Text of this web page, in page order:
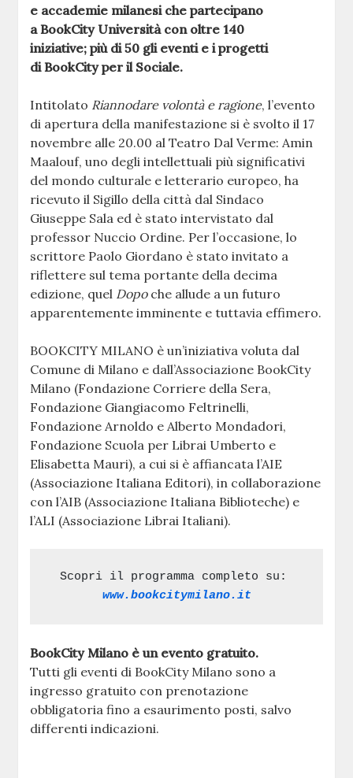
e accademie milanesi che partecipano
a BookCity Università con oltre 140
iniziative; più di 50 gli eventi e i progetti
di BookCity per il Sociale.
Intitolato Riannodare volontà e ragione, l’evento
di apertura della manifestazione si è svolto il 17
novembre alle 20.00 al Teatro Dal Verme: Amin
Maalouf, uno degli intellettuali più significativi
del mondo culturale e letterario europeo, ha
ricevuto il Sigillo della città dal Sindaco
Giuseppe Sala ed è stato intervistato dal
professor Nuccio Ordine. Per l’occasione, lo
scrittore Paolo Giordano è stato invitato a
riflettere sul tema portante della decima
edizione, quel Dopo che allude a un futuro
apparentemente imminente e tuttavia effimero.
BOOKCITY MILANO è un’iniziativa voluta dal
Comune di Milano e dall’Associazione BookCity
Milano (Fondazione Corriere della Sera,
Fondazione Giangiacomo Feltrinelli,
Fondazione Arnoldo e Alberto Mondadori,
Fondazione Scuola per Librai Umberto e
Elisabetta Mauri), a cui si è affiancata l’AIE
(Associazione Italiana Editori), in collaborazione
con l’AIB (Associazione Italiana Biblioteche) e
l’ALI (Associazione Librai Italiani).
Scopri il programma completo su:
www.bookcitymilano.it
BookCity Milano è un evento gratuito.
Tutti gli eventi di BookCity Milano sono a
ingresso gratuito con prenotazione
obbligatoria fino a esaurimento posti, salvo
differenti indicazioni.